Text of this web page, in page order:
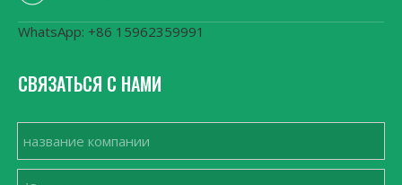
WhatsApp: +86 15962359991
СВЯЗАТЬСЯ С НАМИ